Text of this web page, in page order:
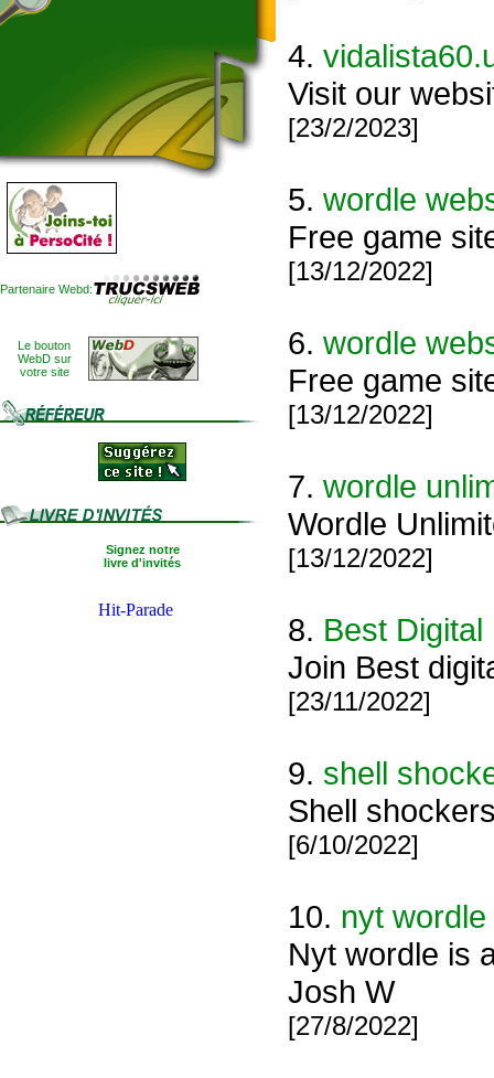
Partenaire Webd:
Le bouton
WebD sur
votre site
Signez notre
livre d'invités
4.
Visit our
[23/2/2023]
5. wordle
Free game
[13/12/2022]
6. wordle
Free game
[13/12/2022]
7. wordle
Wordle
[13/12/2022]
8. Best
Join Best
[23/11/2022]
9. shell
Shell
[6/10/2022]
10. nyt wordle
Nyt wordle is
Josh W
[27/8/2022]